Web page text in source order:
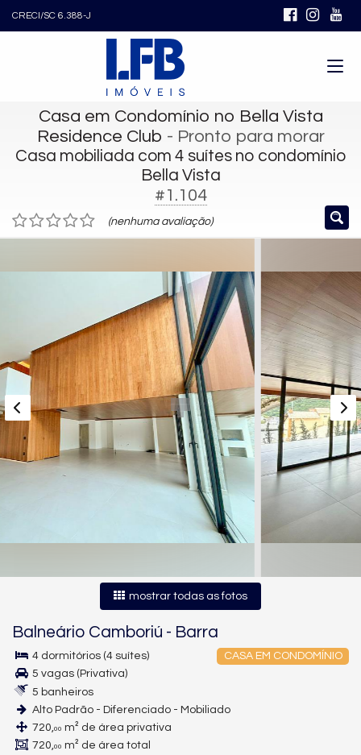
CRECI/SC 6.388-J
Casa em Condomínio no Bella Vista
Residence Club - Pronto para morar
Casa mobiliada com 4 suítes no condomínio
Bella Vista
#1.104
(nenhuma avaliação)
mostrar todas as fotos
Balneário Camboriú - Barra
CASA EM CONDOMÍNIO
4 dormitórios (4 suítes)
5 vagas (Privativa)
5 banheiros
Alto Padrão - Diferenciado - Mobiliado
720,00 m² de área privativa
720,00 m² de área total